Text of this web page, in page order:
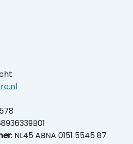
: NL45 ABNA 0151 5545 87